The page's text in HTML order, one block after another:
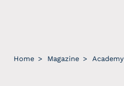
Home > Magazine > Academy